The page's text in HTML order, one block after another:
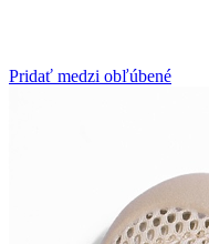
Pridať medzi obľúbené